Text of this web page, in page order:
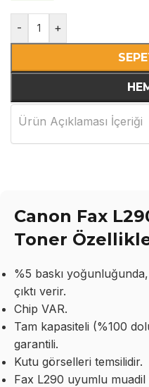
- +
Ürün Açıklaması İçeriği
Canon Fax
Toner
%5 baskı
çıktı verir.
Chip VAR.
Tam kapasiteli (%100
garantili.
Kutu görselleri temsilidir.
Fax L290 uyumlu